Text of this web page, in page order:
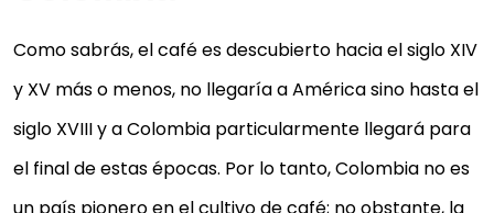
Como sabrás, el café es descubierto hacia el siglo XIV
y XV más o menos, no llegaría a América sino hasta el
siglo XVIII y a Colombia particularmente llegará para
el final de estas épocas. Por lo tanto, Colombia no es
un país pionero en el cultivo de café; no obstante, la